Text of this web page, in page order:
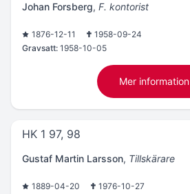
Johan Forsberg, F. kontorist
1876-12-11
1958-09-24
Gravsatt: 1958-10-05
Mer information
HK 1 97, 98
Gustaf Martin Larsson, Tillskärare
1889-04-20
1976-10-27